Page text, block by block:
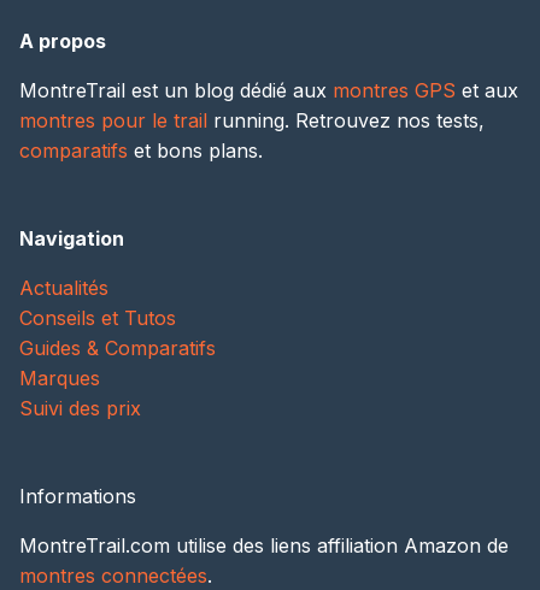
A propos
MontreTrail est un blog dédié aux montres GPS et aux
montres pour le trail running. Retrouvez nos tests,
comparatifs et bons plans.
Navigation
Actualités
Conseils et Tutos
Guides & Comparatifs
Marques
Suivi des prix
Informations
MontreTrail.com utilise des liens affiliation Amazon de
montres connectées.